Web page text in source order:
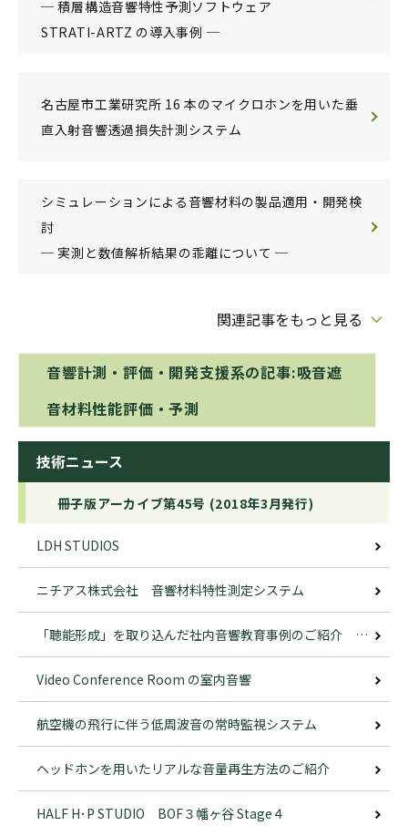
─ 積層構造音響特性予測ソフトウェア
STRATI-ARTZ の導入事例 ─
名古屋市工業研究所 16 本のマイクロホンを用いた垂
直入射音響透過損失計測システム
シミュレーションによる音響材料の製品適用・開発検
討
─ 実測と数値解析結果の乖離について ─
関連記事をもっと見る
音響計測・評価・開発支援系の記事:吸音遮
音材料性能評価・予測
技術ニュース
冊子版アーカイブ第45号 (2018年3月発行)
LDH STUDIOS
ニチアス株式会社 音響材料特性測定システム
「聴能形成」を取り込んだ社内音響教育事例のご紹介 ─「 真耳システム」の活用─
Video Conference Room の室内音響
航空機の飛行に伴う低周波音の常時監視システム
ヘッドホンを用いたリアルな音量再生方法のご紹介
HALF H･P STUDIO BOF３幡ヶ谷 Stage４